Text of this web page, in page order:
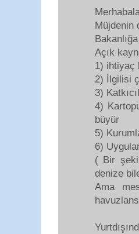
Müjdenin
Açık
1) ihtiyaç
2) İlgilisi
3)
4)
büyür
5)
6)
( Bir
denize
Ama